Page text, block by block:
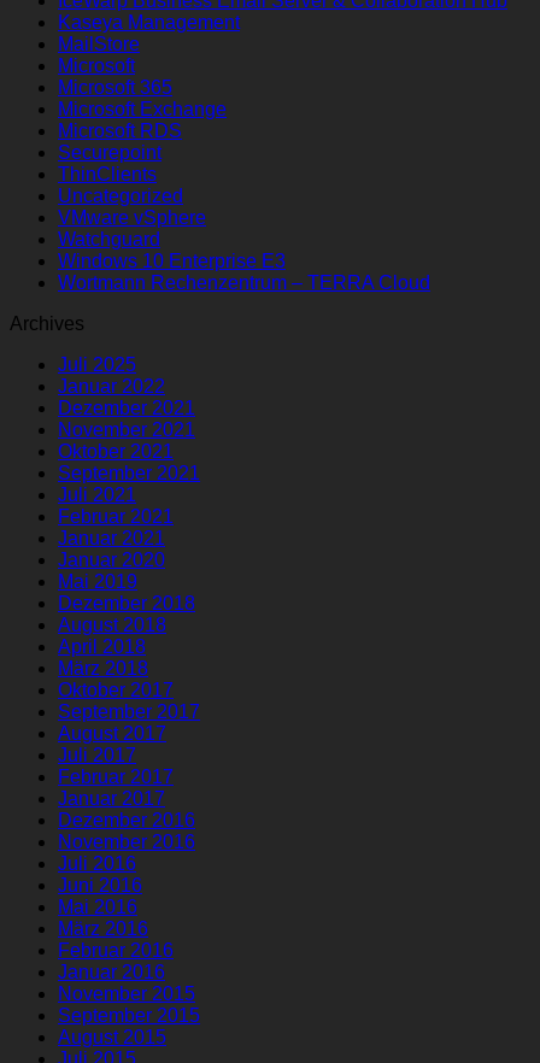
Kaseya Management
MailStore
Microsoft
Microsoft 365
Microsoft Exchange
Microsoft RDS
Securepoint
ThinClients
Uncategorized
VMware vSphere
Watchguard
Windows 10 Enterprise E3
Wortmann Rechenzentrum – TERRA Cloud
Archives
Juli 2025
Januar 2022
Dezember 2021
November 2021
Oktober 2021
September 2021
Juli 2021
Februar 2021
Januar 2021
Januar 2020
Mai 2019
Dezember 2018
August 2018
April 2018
März 2018
Oktober 2017
September 2017
August 2017
Juli 2017
Februar 2017
Januar 2017
Dezember 2016
November 2016
Juli 2016
Juni 2016
Mai 2016
März 2016
Februar 2016
Januar 2016
November 2015
September 2015
August 2015
Juli 2015